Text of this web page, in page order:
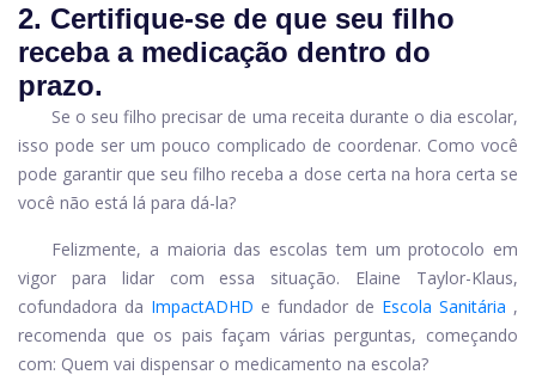
2. Certifique-se de que seu filho
receba a medicação dentro do
prazo.
Se o seu filho precisar de uma receita durante o dia escolar,
isso pode ser um pouco complicado de coordenar. Como você
pode garantir que seu filho receba a dose certa na hora certa se
você não está lá para dá-la?
Felizmente, a maioria das escolas tem um protocolo em
vigor para lidar com essa situação. Elaine Taylor-Klaus,
cofundadora da ImpactADHD e fundador de Escola Sanitária ,
recomenda que os pais façam várias perguntas, começando
com: Quem vai dispensar o medicamento na escola?